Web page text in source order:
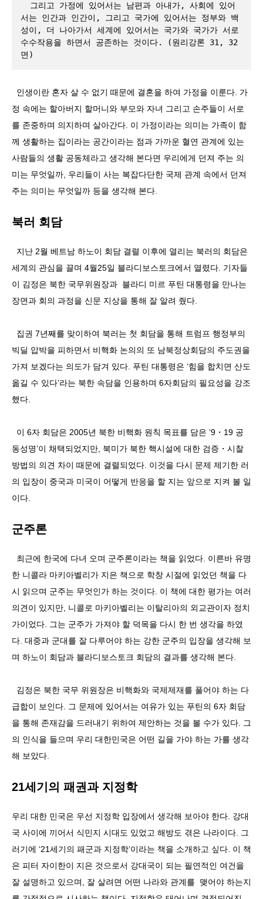
그리고 가정에 있어서는 남편과 아내가, 사회에 있어
서는 인간과 인간이, 그리고 국가에 있어서는 정부와 백
성이, 더 나아가서 세계에 있어서는 국가와 국가가 서로
수수작용을 하면서 공존하는 것이다. (원리강론 31, 32
면)
인생이란 혼자 살 수 없기 때문에 결혼을 하여 가정을 이룬다. 가
정 속에는 할아버지 할머니와 부모와 자녀 그리고 손주들이 서로
를 존중하며 의지하며 살아간다. 이 가정이라는 의미는 가족이 함
께 생활하는 집이라는 공간이라는 점과 가까운 혈연 관계에 있는
사람들의 생활 공동체라고 생각해 본다면 우리에게 던져 주는 의
미는 무엇일까, 우리들이 사는 복잡다단한 국제 관계 속에서 던져
주는 의미는 무엇일까 등을 생각해 본다.
북러 회담
지난 2월 베트남 하노이 회담 결렬 이후에 열리는 북러의 회담은
세계의 관심을 끌며 4월25일 블라디보스토크에서 열렸다. 기자들
이 김정은 북한 국무위원장과 블라디 미르 푸틴 대통령을 만나는
장면과 회의 과정을 신문 지상을 통해 잘 알려 줬다.
집권 7년째를 맞이하여 북러는 첫 회담을 통해 트럼프 행정부의
빅딜 압박을 피하면서 비핵화 논의의 또 남북정상회담의 주도권을
가져 보겠다는 의도가 담겨 있다. 푸틴 대통령은 ‘힘을 합치면 산도
옮길 수 있다’라는 북한 속담을 인용하며 6자회담의 필요성을 강조
했다.
이 6자 회담은 2005년 북한 비핵화 원칙 목표를 담은 ‘9・19 공
동성명’이 채택되었지만, 북미가 북한 핵시설에 대한 검증・시찰
방법의 의견 차이 때문에 결렬되었다. 이것을 다시 문제 제기한 러
의 입장이 중국과 미국이 어떻게 반응을 할 지는 앞으로 지켜 볼 일
이다.
군주론
최근에 한국에 다녀 오며 군주론이라는 책을 읽었다. 이른바 유명
한 니콜라 마키아벨리가 지은 책으로 학창 시절에 읽었던 책을 다
시 읽으며 군주는 무엇인가 하는 것이다. 이 책에 대한 평가는 여러
의견이 있지만, 니콜로 마키아벨리는 이탈리아의 외교관이자 정치
가이었다. 그는 군주가 가져야 할 덕목을 다시 한 번 생각을 하였
다. 대중과 군대를 잘 다루어야 하는 강한 군주의 입장을 생각해 보
며 하노이 회담과 블라디보스토크 회담의 결과를 생각해 본다.
김정은 북한 국무 위원장은 비핵화와 국제제재를 풀어야 하는 다
급합이 보인다. 그 문제에 있어서는 여유가 있는 푸틴의 6자 회담
을 통해 존재감을 드러내기 위하여 제안하는 것을 볼 수가 있다. 그
의 인식을 들으며 우리 대한민국은 어떤 길을 가야 하는 가를 생각
해 보았다.
21세기의 패권과 지정학
우리 대한 민국은 우선 지정학 입장에서 생각해 보아야 한다. 강대
국 사이에 끼어서 식민지 시대도 있었고 해방도 겪은 나라이다. 그
러기에 ‘21세기의 패군과 지정학’이라는 책을 소개하고 싶다. 이 책
은 피터 자이한이 지은 것으로서 강대국이 되는 필연적인 여건을
잘 설명하고 있으며, 잘 살려면 어떤 나라와 관계를 맺어야 하는지